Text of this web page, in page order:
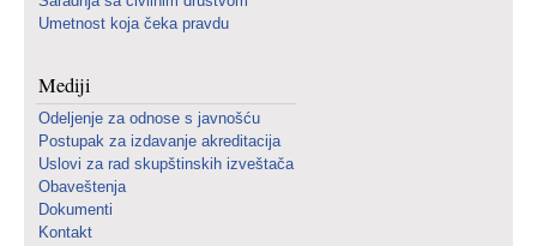
Umetnost koja čeka pravdu
Mediji
Odeljenje za odnose s javnošću
Postupak za izdavanje akreditacija
Uslovi za rad skupštinskih izveštača
Obaveštenja
Dokumenti
Kontakt